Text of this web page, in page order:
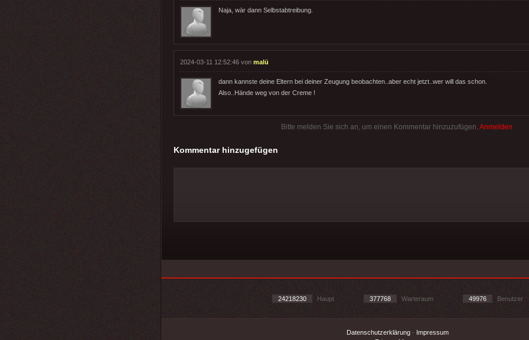
Naja, wär dann Selbstabtreibung.
2024-03-11 12:52:46 von malü
dann kannste deine Eltern bei deiner Zeugung beobachten..aber echt jetzt..wer will das schon.
Also..Hände weg von der Creme !
Bitte melden Sie sich an, um einen Kommentar hinzuzufügen. Anmelden
Kommentar hinzugefügen
24218230 Haupt 377768 Warteraum 49976 Benutzer
Datenschutzerklärung- Impressum